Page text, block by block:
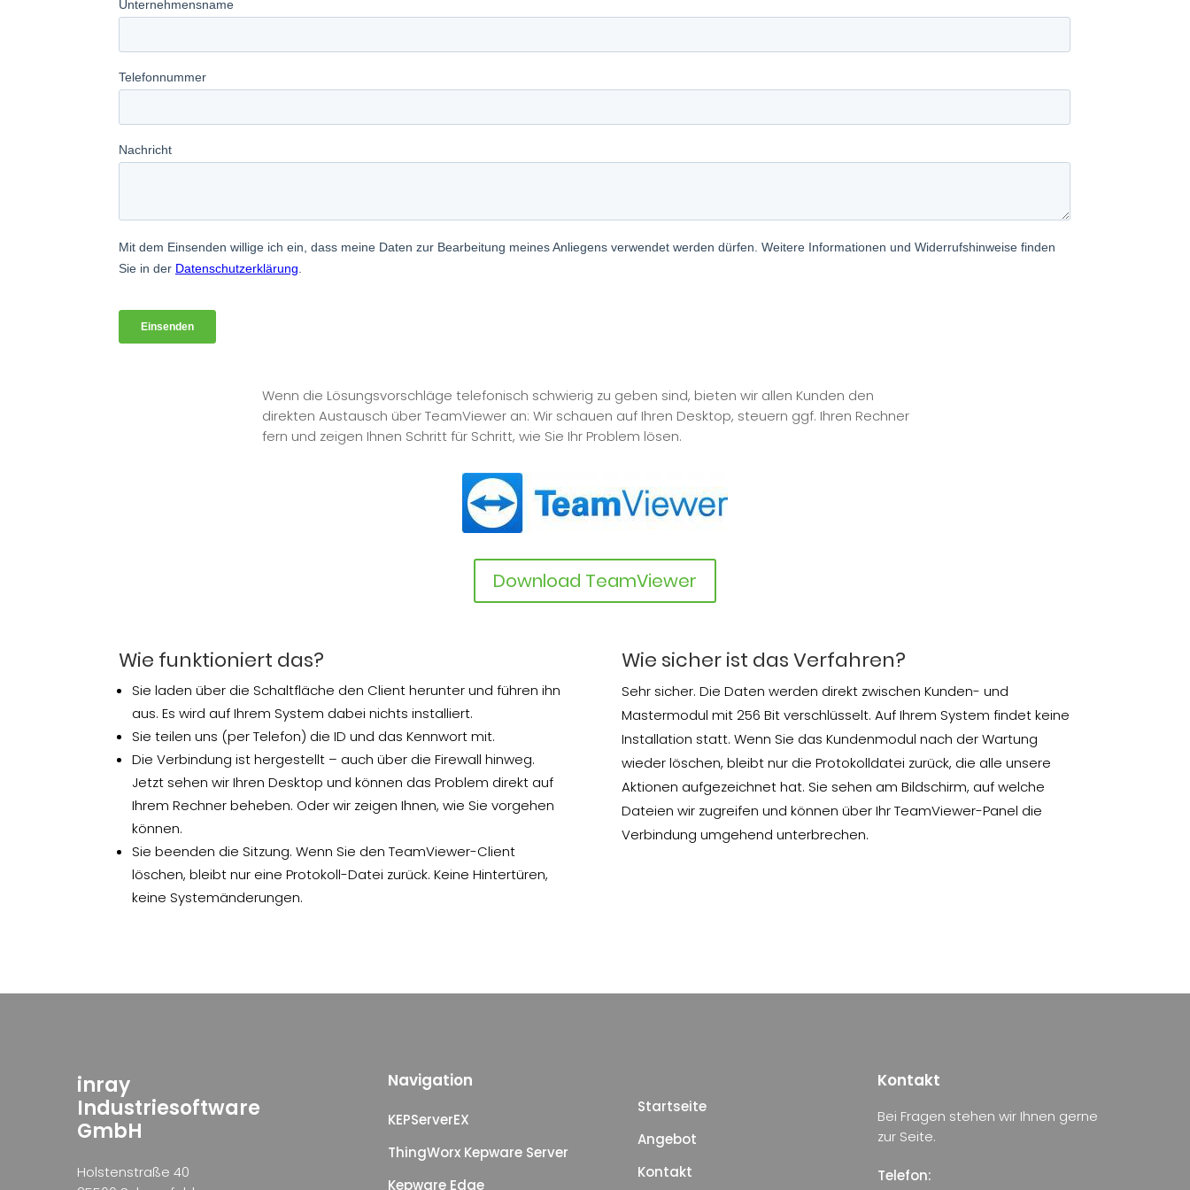
Wenn die Lösungsvorschläge telefonisch schwierig zu geben sind, bieten wir allen Kunden den
direkten Austausch über TeamViewer an: Wir schauen auf Ihren Desktop, steuern ggf. Ihren Rechner
fern und zeigen Ihnen Schritt für Schritt, wie Sie Ihr Problem lösen.
Download TeamViewer
Wie funktioniert das?
Sie laden über die Schaltfläche den Client herunter und führen ihn
aus. Es wird auf Ihrem System dabei nichts installiert.
Sie teilen uns (per Telefon) die ID und das Kennwort mit.
Die Verbindung ist hergestellt – auch über die Firewall hinweg.
Jetzt sehen wir Ihren Desktop und können das Problem direkt auf
Ihrem Rechner beheben. Oder wir zeigen Ihnen, wie Sie vorgehen
können.
Sie beenden die Sitzung. Wenn Sie den TeamViewer-Client
löschen, bleibt nur eine Protokoll-Datei zurück. Keine Hintertüren,
keine Systemänderungen.
Wie sicher ist das Verfahren?
Sehr sicher. Die Daten werden direkt zwischen Kunden- und
Mastermodul mit 256 Bit verschlüsselt. Auf Ihrem System findet keine
Installation statt. Wenn Sie das Kundenmodul nach der Wartung
wieder löschen, bleibt nur die Protokolldatei zurück, die alle unsere
Aktionen aufgezeichnet hat. Sie sehen am Bildschirm, auf welche
Dateien wir zugreifen und können über Ihr TeamViewer-Panel die
Verbindung umgehend unterbrechen.
inray
Industriesoftware
GmbH
Holstenstraße 40
Navigation
KEPServerEX
ThingWorx Kepware Server
Kepware Edge
Startseite
Angebot
Kontakt
Kontakt
Bei Fragen stehen wir Ihnen gerne
zur Seite.
Telefon: